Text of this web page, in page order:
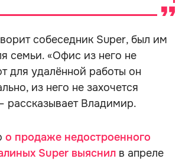
собеседник Super, был им
семьи. «Офис из него не
для удалённой работы он
из него не захочется
рассказывает Владимир.
о продаже недостроенного
Super выяснил в апреле